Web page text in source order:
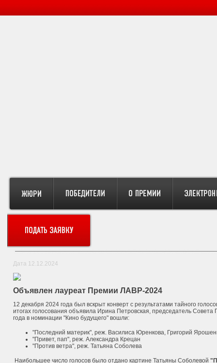
Дата 12.12.2024
Объявлен лауреат Премии ЛАВР-2024
12 декабря 2024 года был вскрыт конверт с результатами тайного
итогах голосования объявила Ирина Петровская, председатель
года в номинации "Кино будущего" вошли:
"Последний материк", реж. Василиса Юренкова, Григорий
"Привет, пап", реж. Александра Крецан
"Против ветра", реж. Татьяна Соболева
Наибольшее число голосов было отдано картине Татьяны Соболевой